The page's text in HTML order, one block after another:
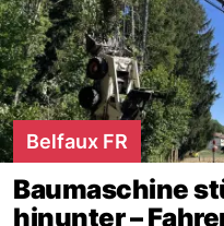
Belfaux FR
Baumaschine
hinunter –